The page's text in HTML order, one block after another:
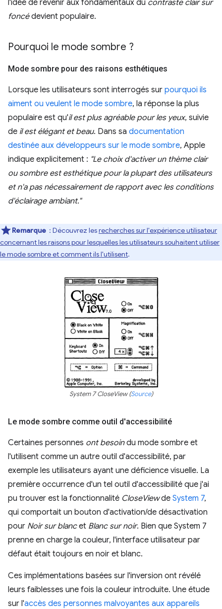
l'idée de revenir aux fondamentaux du contraste clair sur
foncédevient populaire.
Pourquoi le mode sombre ?
Mode sombre pour des raisons esthétiques
Lorsque les utilisateurs sont interrogés sur pourquoi ils
aiment ou veulent le mode sombre, la réponse la plus
populaire est qu'il est plus agréable pour les yeux, suivie
de il est élégant et beau. Dans sa documentation
destinée aux développeurs sur le mode sombre, Apple
indique explicitement : "Le choix d'activer un thème clair
ou sombre est esthétique pour la plupart des utilisateurs
et n'a pas nécessairement de rapport avec les conditions
d'éclairage ambiant."
Remarque : Découvrez lesrecherches sur l'expérience utilisateur
concernant les raisons pour lesquelles les utilisateurs souhaitent utiliser
le mode sombre et comment ils l'utilisent.
System 7 CloseView (Source)
Le mode sombre comme outil d'accessibilité
Certaines personnes ont besoindu mode sombre et
l'utilisent comme un autre outil d'accessibilité, par
exemple les utilisateurs ayant une déficience visuelle. La
première occurrence d'un tel outil d'accessibilité que j'ai
pu trouver est la fonctionnalité CloseViewde System 7,
qui comportait un bouton d'activation/de désactivation
pour Noir sur blancet Blanc sur noir. Bien que System 7
prenne en charge la couleur, l'interface utilisateur par
défaut était toujours en noir et blanc.
Ces implémentations basées sur l'inversion ont révélé
leurs faiblesses une fois la couleur introduite. Une étude
sur l'accès des personnes malvoyantes aux appareils